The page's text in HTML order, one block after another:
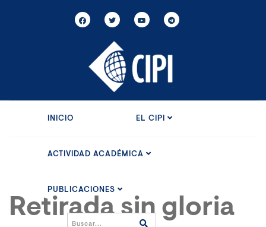
INICIO EL CIPI
ACTIVIDAD ACADÉMICA
PUBLICACIONES
Retirada sin gloria